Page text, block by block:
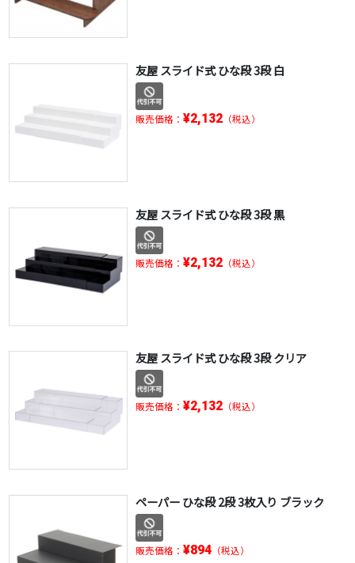
友屋 スライド式 ひな段 3段 白
販売価格： ¥2,132（税込）
友屋 スライド式 ひな段 3段 黒
販売価格： ¥2,132（税込）
友屋 スライド式 ひな段 3段 クリア
販売価格： ¥2,132（税込）
ペーパー ひな段 2段 3枚入り ブラック
販売価格： ¥894（税込）